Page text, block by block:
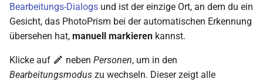
Bearbeitungs-Dialogs und ist der einzige Ort, an dem du ein
Gesicht, das PhotoPrism bei der automatischen Erkennung
übersehen hat, manuell markieren kannst.
Klicke auf neben Personen, um in den
Bearbeitungsmodus zu wechseln. Dieser zeigt alle